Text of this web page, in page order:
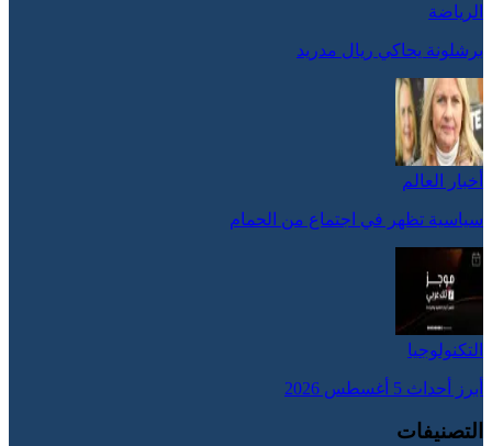
الرياضة
برشلونة يحاكي ريال مدريد
أخبار العالم
سياسية تظهر في اجتماع من الحمام
التكنولوجيا
أبرز أحداث 5 أغسطس 2026
التصنيفات